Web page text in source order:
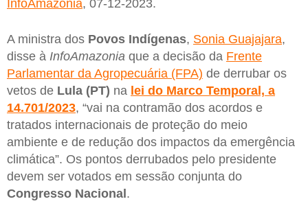
InfoAmazonia, 07-12-2023.
A ministra dos Povos Indígenas, Sonia Guajajara,
disse à InfoAmazonia que a decisão da Frente
Parlamentar da Agropecuária (FPA) de derrubar os
vetos de Lula (PT) na lei do Marco Temporal, a
14.701/2023, “vai na contramão dos acordos e
tratados internacionais de proteção do meio
ambiente e de redução dos impactos da emergência
climática”. Os pontos derrubados pelo presidente
devem ser votados em sessão conjunta do
Congresso Nacional.